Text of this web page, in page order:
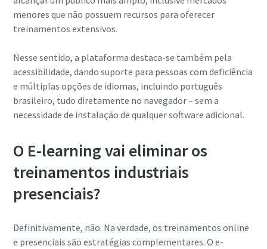
menores que não possuem recursos para oferecer
treinamentos extensivos.
Nesse sentido, a plataforma destaca-se também pela
acessibilidade, dando suporte para pessoas com deficiência
e múltiplas opções de idiomas, incluindo português
brasileiro, tudo diretamente no navegador – sem a
necessidade de instalação de qualquer software adicional.
O E-learning vai eliminar os
treinamentos industriais
presenciais?
Definitivamente, não. Na verdade, os treinamentos online
e presenciais são estratégias complementares. O e-